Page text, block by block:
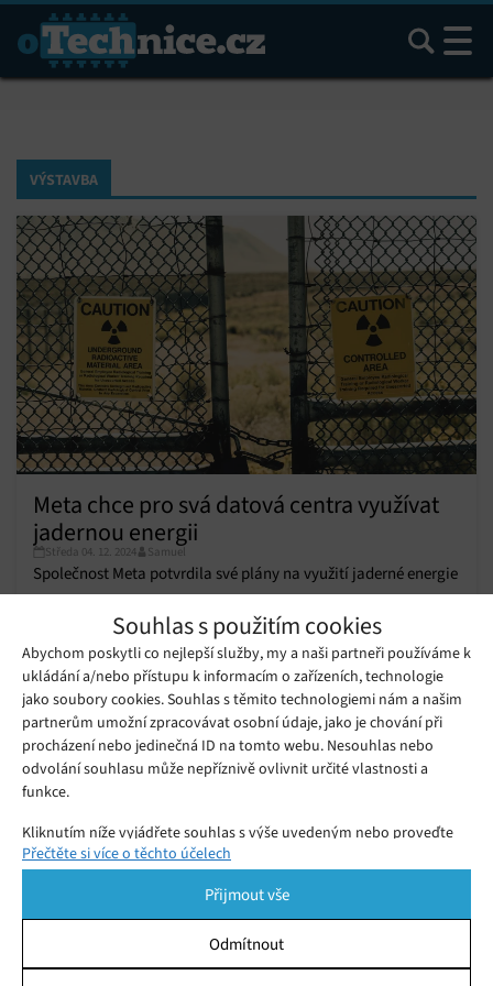
Souhlas s použitím cookies
Abychom poskytli co nejlepší služby, my a naši partneři používáme k
ukládání a/nebo přístupu k informacím o zařízeních, technologie
jako soubory cookies. Souhlas s těmito technologiemi nám a našim
partnerům umožní zpracovávat osobní údaje, jako je chování při
procházení nebo jedinečná ID na tomto webu. Nesouhlas nebo
odvolání souhlasu může nepříznivě ovlivnit určité vlastnosti a
funkce.
Kliknutím níže vyjádřete souhlas s výše uvedeným nebo proveďte
podrobnější rozhodnutí. Vaše volby budou použity pouze na tomto
pomocí přepínačů v Zásadách cookies nebo kliknutím na tlačítko
Spravovat souhlas ve spodní části obrazovky.
Přečtěte si více o těchto účelech
Přijmout vše
Odmítnout
Hledat
VÝSTAVBA
Meta chce pro svá datová centra využívat
jadernou energii
Středa 04. 12. 2024 Samuel
Společnost Meta potvrdila své plány na využití jaderné energie
Google uzavřel dohodu s jaderným
startupem kvůli napájení svých AI
datových center
Úterý 15. 10. 2024 Samuel
Praha dala zelenou elektromobilitě,